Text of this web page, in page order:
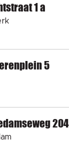
1 a
5
204